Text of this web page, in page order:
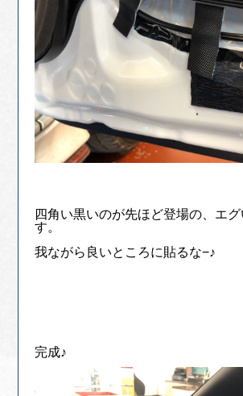
四角い黒いのが先ほど登場の、エ
す。
我ながら良いところに貼るな−♪
完成♪